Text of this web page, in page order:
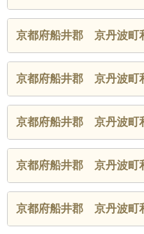
京都府船井郡 京丹波町
京都府船井郡 京丹波町
京都府船井郡 京丹波町
京都府船井郡 京丹波町
京都府船井郡 京丹波町